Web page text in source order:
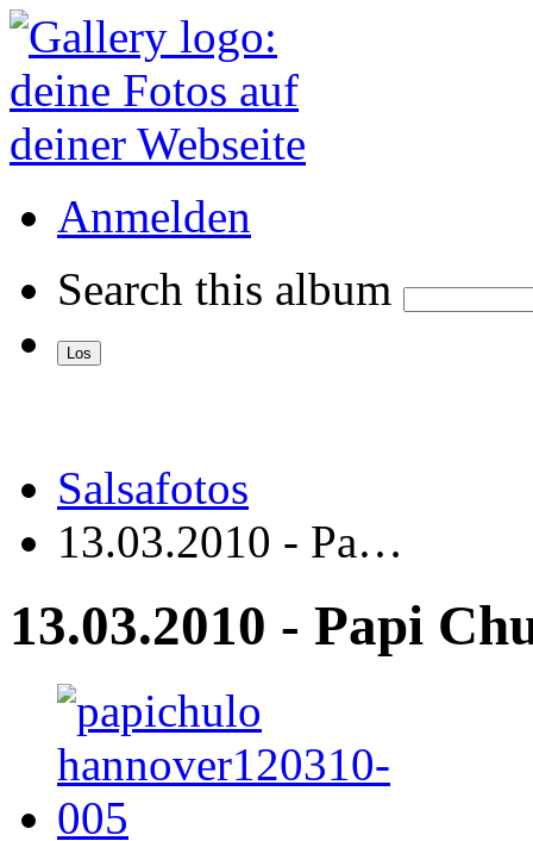
Anmelden
Search this album
Salsafotos
13.03.2010 - Pa…
13.03.2010 - Papi